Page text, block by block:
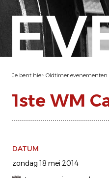
Je bent hier: Oldtimer evenementen
1ste WM
DATUM
zondag 18 mei 2014